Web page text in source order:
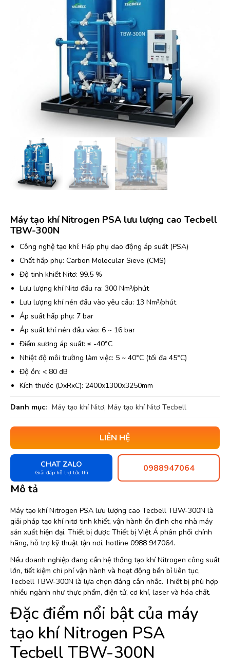
Máy tạo khí Nitrogen PSA lưu lượng cao Tecbell
TBW-300N
Công nghệ tạo khí: Hấp phụ dao động áp suất (PSA)
Chất hấp phụ: Carbon Molecular Sieve (CMS)
Độ tinh khiết Nitơ: 99.5 %
Lưu lượng khí Nitơ đầu ra: 300 Nm³/phút
Lưu lượng khí nén đầu vào yêu cầu: 13 Nm³/phút
Áp suất hấp phụ: 7 bar
Áp suất khí nén đầu vào: 6 ~ 16 bar
Điểm sương áp suất: ≤ -40°C
Nhiệt độ môi trường làm việc: 5 ~ 40°C (tối đa 45°C)
Độ ồn: < 80 dB
Kích thước (DxRxC): 2400x1300x3250mm
Danh mục: Máy tạo khí Nitơ, Máy tạo khí Nitơ Tecbell
LIÊN HỆ
CHAT ZALO
Giải đáp hỗ trợ tức thì 0988947064
Mô tả
Máy tạo khí Nitrogen PSA lưu lượng cao Tecbell TBW-300N là
giải pháp tạo khí nitơ tinh khiết, vận hành ổn định cho nhà máy
sản xuất hiện đại. Thiết bị được Thiết bị Việt Á phân phối chính
hãng, hỗ trợ kỹ thuật tận nơi, hotline 0988 947064.
Nếu doanh nghiệp đang cần hệ thống tạo khí Nitrogen công suất
lớn, tiết kiệm chi phí vận hành và hoạt động bền bỉ liên tục,
Tecbell TBW-300N là lựa chọn đáng cân nhắc. Thiết bị phù hợp
nhiều ngành như thực phẩm, điện tử, cơ khí, laser và hóa chất.
Đặc điểm nổi bật của máy
tạo khí Nitrogen PSA
Tecbell TBW-300N